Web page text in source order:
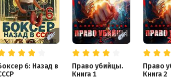
6: Назад в
Право убийцы.
Книга 1
Право
Книга 2